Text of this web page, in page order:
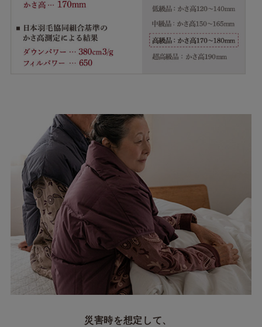
災害時を想定して、